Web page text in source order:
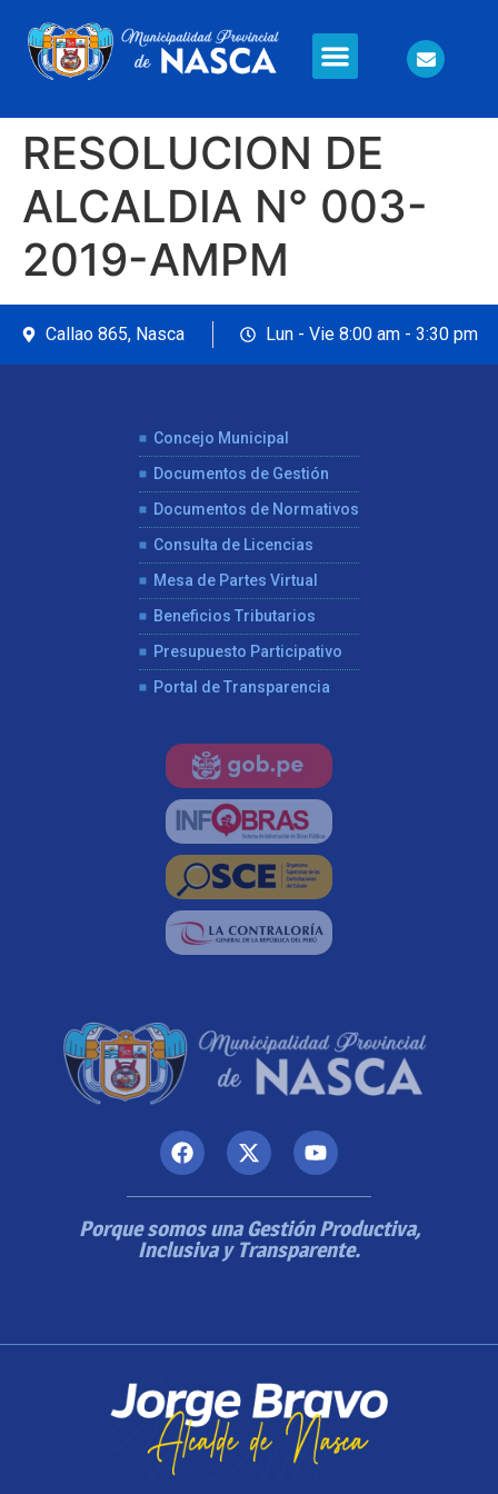
RESOLUCION DE
ALCALDIA N° 003-
2019-AMPM
Callao 865, Nasca Lun - Vie 8:00 am - 3:30 pm
Concejo Municipal
Documentos de Gestión
Documentos de Normativos
Consulta de Licencias
Mesa de Partes Virtual
Beneficios Tributarios
Presupuesto Participativo
Portal de Transparencia
Porque somos una Gestión Productiva,
Inclusiva y Transparente.